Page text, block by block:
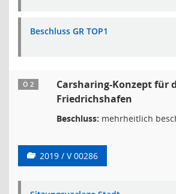
Beschluss GR TOP1
Ö 2
Carsharing-Konzept für
Friedrichshafen
Beschluss: mehrheitlich
2019 / V 00286